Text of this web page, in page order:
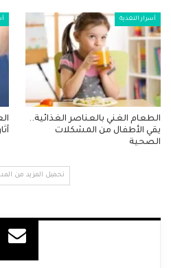
أسرار التغذية
الطعام الغني بالعناصر الغذائية..
يقي الأطفال من المشكلات
الصحية
تحميل المزيد من